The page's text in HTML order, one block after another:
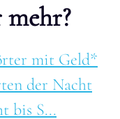
mit Geld*
der Nacht
bis S...